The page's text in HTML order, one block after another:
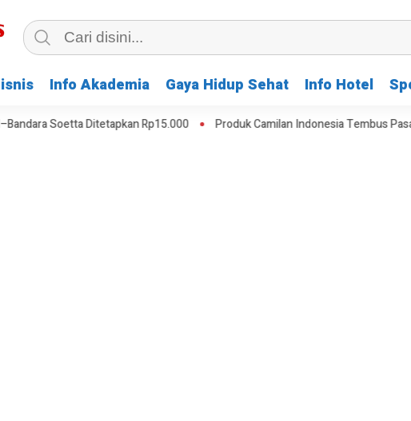
Info Akademia Gaya Hidup Sehat Info Hotel
Ditetapkan Rp15.000 Produk Camilan Indonesia Tembus Pasar Arab Saudi